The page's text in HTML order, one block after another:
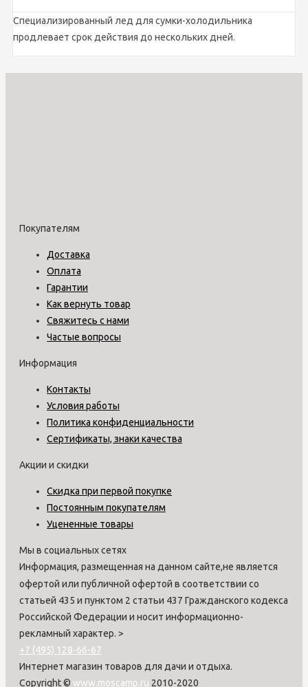
Специализированный лед для сумки-холодильника
продлевает срок действия до нескольких дней.
Покупателям
Доставка
Оплата
Гарантии
Как вернуть товар
Свяжитесь с нами
Частые вопросы
Информация
Контакты
Условия работы
Политика конфиденциальности
Сертификаты, знаки качества
Акции и скидки
Скидка при первой покупке
Постоянным покупателям
Уцененные товары
Мы в социальных сетях
Информация, размещенная на данном сайте,не является
офертой или публичной офертой в соответствии со
статьей 435 и пунктом 2 статьи 437 Гражданского кодекса
Российской Федерации и носит информационно-
рекламный характер. >
+7 (495) 128-66-67
Интернет магазин товаров для дачи и отдыха.
Copyright © www.moscamp.ru 2010-2020